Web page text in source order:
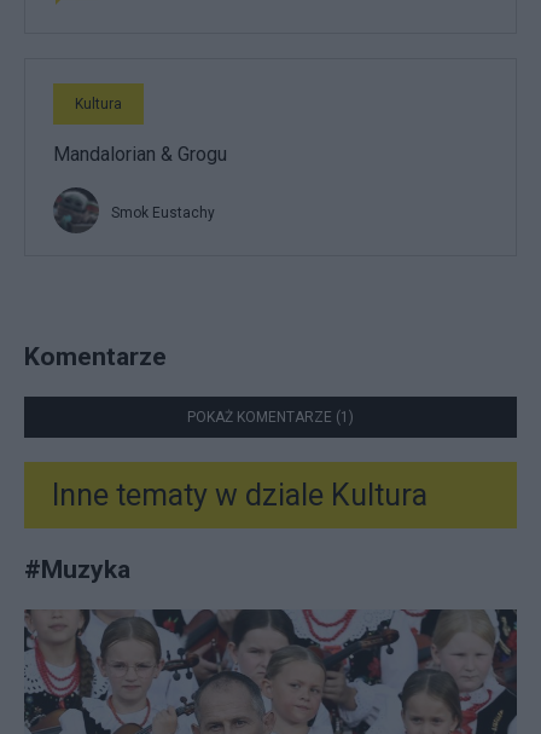
Kultura
Mandalorian & Grogu
Smok Eustachy
Komentarze
POKAŻ KOMENTARZE (1)
Inne tematy w dziale Kultura
#Muzyka